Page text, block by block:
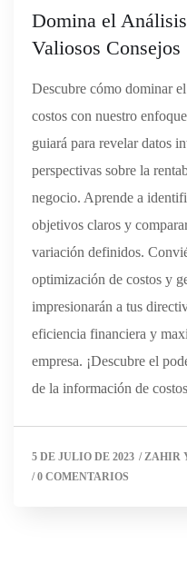
Domina el
Valiosos Consejos
Descubre cómo dominar
costos con nuestro
guiará para revelar datos
perspectivas sobre la
negocio. Aprende a
objetivos claros y
variación definidos.
optimización de costos y
impresionarán a tus
eficiencia financiera y
empresa. ¡Descubre el
de la información de
5 DE JULIO DE 2023 /ZAHIR
/0 COMENTARIOS